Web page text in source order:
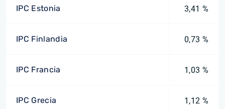
IPC Estonia 3,41 %
IPC Finlandia 0,73 %
IPC Francia 1,03 %
IPC Grecia 1,12 %